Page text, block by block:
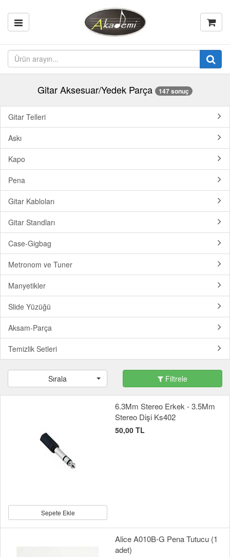
Gitar Aksesuar/Yedek Parça 147 sonuç
Gitar Telleri
Askı
Kapo
Pena
Gitar Kabloları
Gitar Standları
Case-Gigbag
Metronom ve Tuner
Manyetikler
Slide Yüzüğü
Aksam-Parça
Temizlik Setleri
Sırala Filtrele
Sepete Ekle
6.3Mm Stereo Erkek - 3.5Mm
Stereo Dişi Ks402
50,00 TL
Alice A010B-G Pena Tutucu (1
adet)